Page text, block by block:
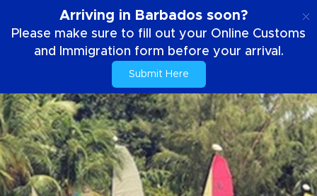
Arriving in Barbados soon?
Please make sure to fill out your Online Customs
and Immigration form before your arrival.
Submit Here